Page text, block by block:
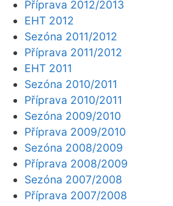
Příprava 2012/2013
EHT 2012
Sezóna 2011/2012
Příprava 2011/2012
EHT 2011
Sezóna 2010/2011
Příprava 2010/2011
Sezóna 2009/2010
Příprava 2009/2010
Sezóna 2008/2009
Příprava 2008/2009
Sezóna 2007/2008
Příprava 2007/2008